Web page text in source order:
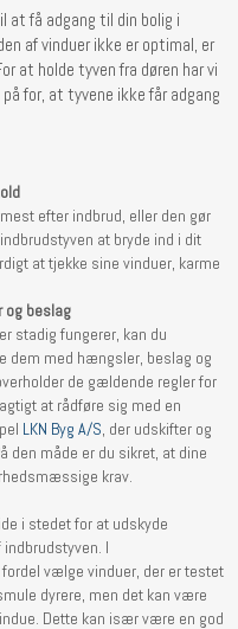
at få adgang til din bolig i
af vinduer ikke er optimal, er
at holde tyven fra døren har vi
for, at tyvene ikke får adgang
efter indbrud, eller den gør
at bryde ind i dit
at tjekke sine vinduer, karme
og beslag
stadig fungerer, kan du
dem med hængsler, beslag og
de gældende regler for
at rådføre sig med en
LKN Byg A/S, der udskifter og
den måde er du sikret, at dine
krav.
i stedet for at udskyde
I
vælge vinduer, der er testet
dyrere, men det kan være
Dette kan især være en god